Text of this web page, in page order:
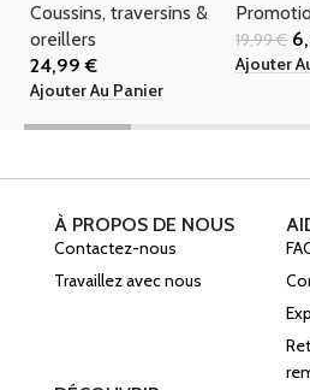
Coussins, traversins &
oreillers
24,99€
Ajouter Au Panier
19,99€
Ajouter
À PROPOS DE NOUS
Contactez-nous
Travaillez avec nous